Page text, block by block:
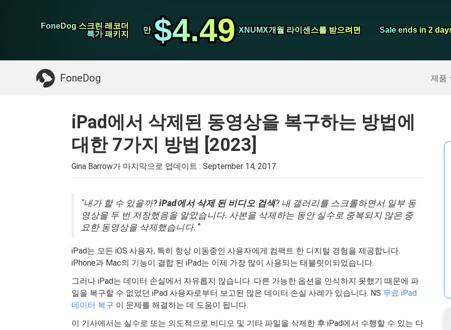
FoneDog 스크린 레코더
FoneDog 스크린 레코더
특가 패키지
특가 패키지 만
만 $4.49
$4.49 XNUMX개월 라이센스를 받으려면
XNUMX개월 라이센스를 받으려면 Sale ends in 2
Sale ends in 2
FoneDog 제품
iPhone 클리너 스크린 레코더
필요한 것 : Mac 정리
iPad에서 삭제된 동영상을 복구하는 방법에
대한 7가지 방법 [2023]
Gina Barrow가 마지막으로 업데이트 : September 14, 2017
"내가 할 수 있을까? iPad에서 삭제 된 비디오 검색? 내 갤러리를 스크롤하면서 일부 동
영상을 두 번 저장했음을 알았습니다. 사본을 삭제하는 동안 실수로 중복되지 않은 중
요한 동영상을 삭제했습니다. "
iPad는 모든 iOS 사용자, 특히 항상 이동중인 사용자에게 컴팩트 한 디지털 경험을 제공합니다.
iPhone과 Mac의 기능이 결합 된 iPad는 이제 가장 많이 사용되는 태블릿이되었습니다.
그러나 iPad는 데이터 손실에서 자유롭지 않습니다. 다른 가능한 옵션을 인식하지 못했기 때문에 파
일을 복구할 수 없었던 iPad 사용자로부터 보고된 많은 데이터 손실 사례가 있습니다. NS 무료 iPad
데이터 복구 이 문제를 해결하는 데 도움이 됩니다.
이 기사에서는 실수로 또는 의도적으로 비디오 및 기타 파일을 삭제한 후 iPad에서 수행할 수 있는 다